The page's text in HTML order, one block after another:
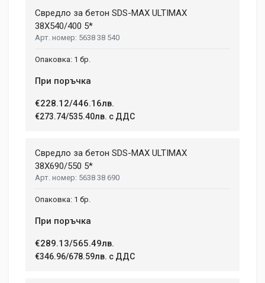
Свредло за бетон SDS-MAX ULTIMAX
38X540/400 5*
5638 38 540
1 бр.
При поръчка
€228.12/446.16лв.
€273.74/535.40лв. с ДДС
Свредло за бетон SDS-MAX ULTIMAX
38X690/550 5*
5638 38 690
1 бр.
При поръчка
€289.13/565.49лв.
€346.96/678.59лв. с ДДС